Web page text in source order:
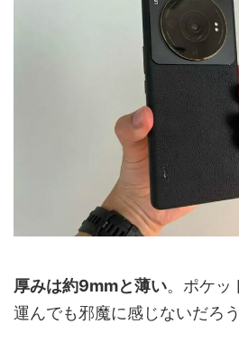
厚みは約9mmと薄い。ポケッ
運んでも邪魔に感じないだろう